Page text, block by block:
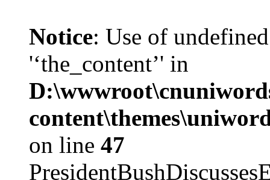
Notice: Use of
'‘the_content’' in
on line 47